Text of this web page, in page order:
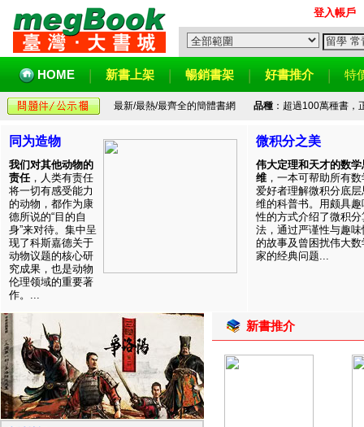
登入帳戶
HOME 新書上架 暢銷書架 好書推介 特
最新/最熱/最齊全的簡體書網 品種：超過100萬種書，
同为造物
我们对其他动物的
责任，人类有责任
将一切有感受能力
的动物，都作为康
德所说的“目的自
身”来对待。集中呈
现了科斯嘉德关于
动物议题的核心研
究成果，也是动物
伦理领域的重要著
作。...
微积分之美
伟大定理和天才的数学
维 ，一本可帮助所有数
爱好者理解微积分底层
维的科普书。用颇具趣
性的方式介绍了微积分
法，通过严谨性与趣味
的故事及曾困扰伟大数
家的经典问题...
新書推介